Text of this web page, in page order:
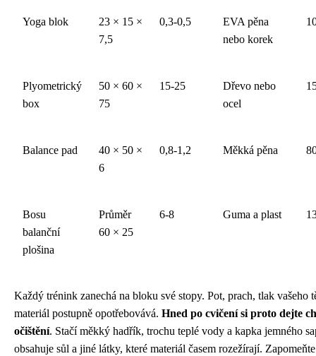
Yoga blok
23 × 15 ×
7,5
0,3-0,5
EVA pěna
nebo korek
Plyometrický
box
50 × 60 ×
75
15-25
Dřevo nebo
ocel
Balance pad
40 × 50 ×
6
0,8-1,2 Měkká pěna
Bosu
balanční
plošina
Průměr
60 × 25
6-8 Guma a plast
Každý trénink zanechá na bloku své stopy. Pot, prach, tlak vašeho
materiál postupně opotřebovává. Hned po cvičení si proto dejte
očištění. Stačí měkký hadřík, trochu teplé vody a kapka jemného
obsahuje sůl a jiné látky, které materiál časem rozežírají.